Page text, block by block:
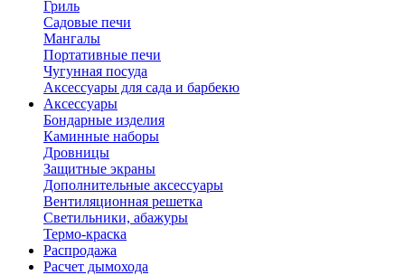
Гриль
Садовые печи
Мангалы
Портативные печи
Чугунная посуда
Аксессуары для сада и барбекю
Аксессуары
Бондарные изделия
Каминные наборы
Дровницы
Защитные экраны
Дополнительные аксессуары
Вентиляционная решетка
Светильники, абажуры
Термо-краска
Распродажа
Расчет дымохода